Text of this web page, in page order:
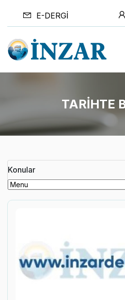
E-DERGI
TARİHTE
Konular